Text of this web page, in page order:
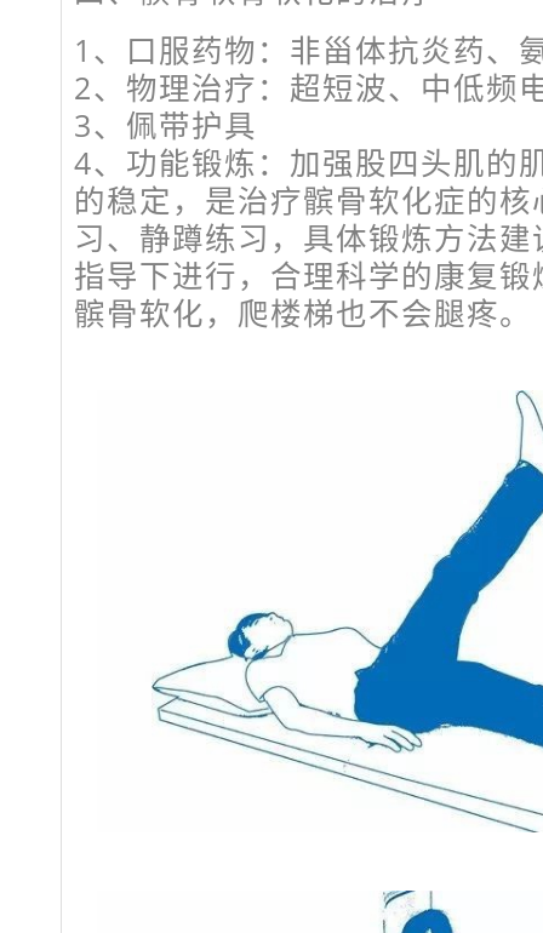
1、口服药物：非甾体抗炎药、
2、物理治疗：超短波、中低频
3、佩带护具
4、功能锻炼：加强股四头肌的
的稳定，是治疗髌骨软化症的
习、静蹲练习，具体锻炼方法
指导下进行，合理科学的康复
髌骨软化，爬楼梯也不会腿疼。